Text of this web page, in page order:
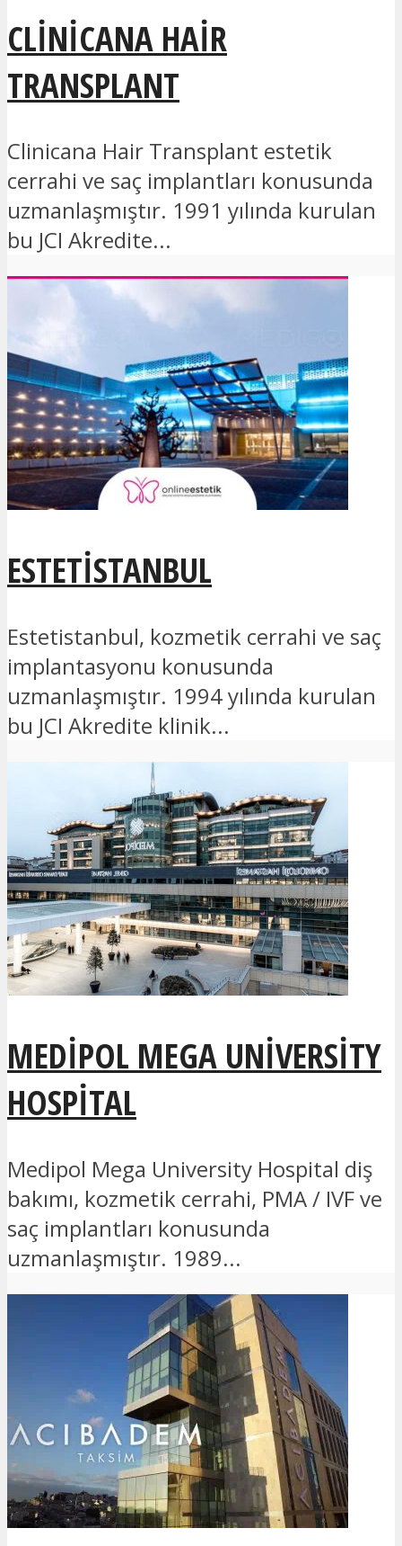
CLINICANA HAIR
TRANSPLANT
Clinicana Hair Transplant estetik
cerrahi ve saç implantları konusunda
uzmanlaşmıştır. 1991 yılında kurulan
bu JCI Akredite...
ESTETISTANBUL
Estetistanbul, kozmetik cerrahi ve saç
implantasyonu konusunda
uzmanlaşmıştır. 1994 yılında kurulan
bu JCI Akredite klinik...
MEDIPOL MEGA UNIVERSITY
HOSPITAL
Medipol Mega University Hospital diş
bakımı, kozmetik cerrahi, PMA / IVF ve
saç implantları konusunda
uzmanlaşmıştır. 1989...